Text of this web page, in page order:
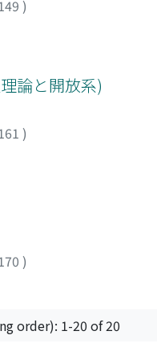
)
論と開放系)
)
)
order): 1-20 of 20